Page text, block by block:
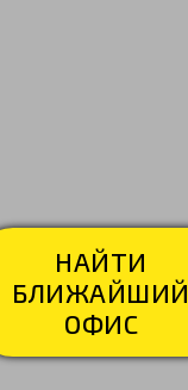
НАЙТИ
БЛИЖАЙШИЙ
ОФИС